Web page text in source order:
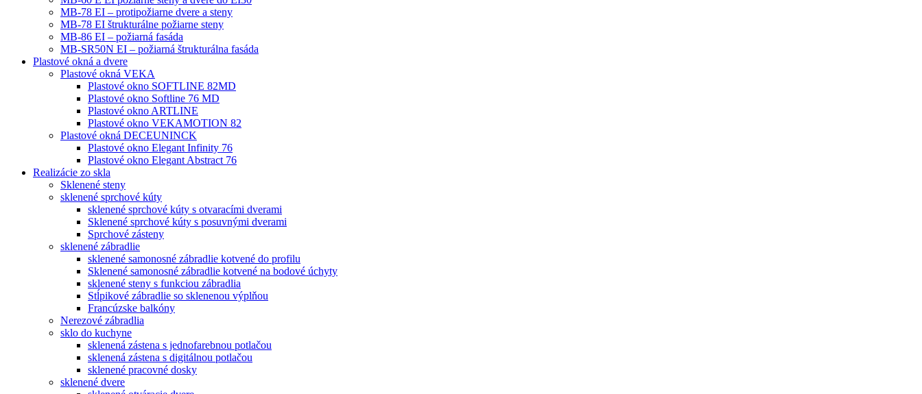
MB-78 EI – protipožiarne dvere a steny
MB-78 EI štrukturálne požiarne steny
MB-86 EI – požiarná fasáda
MB-SR50N EI – požiarná štrukturálna fasáda
Plastové okná a dvere
Plastové okná VEKA
Plastové okno SOFTLINE 82MD
Plastové okno Softline 76 MD
Plastové okno ARTLINE
Plastové okno VEKAMOTION 82
Plastové okná DECEUNINCK
Plastové okno Elegant Infinity 76
Plastové okno Elegant Abstract 76
Realizácie zo skla
Sklenené steny
sklenené sprchové kúty
sklenené sprchové kúty s otvaracími dverami
Sklenené sprchové kúty s posuvnými dverami
Sprchové zásteny
sklenené zábradlie
sklenené samonosné zábradlie kotvené do profilu
Sklenené samonosné zábradlie kotvené na bodové úchyty
sklenené steny s funkciou zábradlia
Stĺpikové zábradlie so sklenenou výplňou
Francúzske balkóny
Nerezové zábradlia
sklo do kuchyne
sklenená zástena s jednofarebnou potlačou
sklenená zástena s digitálnou potlačou
sklenené pracovné dosky
sklenené dvere